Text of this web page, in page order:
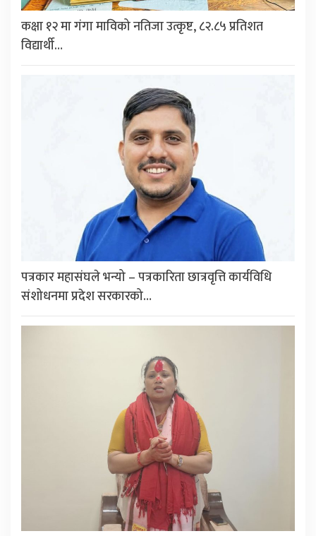
कक्षा १२ मा गंगा माविको नतिजा उत्कृष्ट, ८२.८५ प्रतिशत
विद्यार्थी…
पत्रकार महासंघले भन्यो – पत्रकारिता छात्रवृत्ति कार्यविधि
संशोधनमा प्रदेश सरकारको…